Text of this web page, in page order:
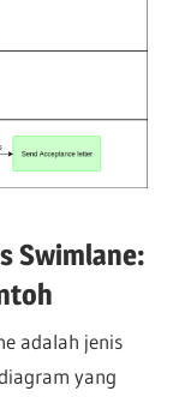
Swimlane:
adalah jenis
yang